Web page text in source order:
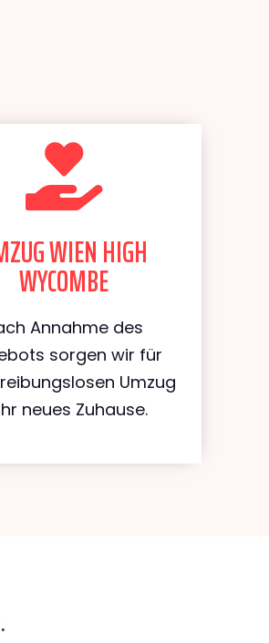
WIEN HIGH
WYCOMBE
Annahme des
sorgen wir für
Umzug
neues Zuhause.